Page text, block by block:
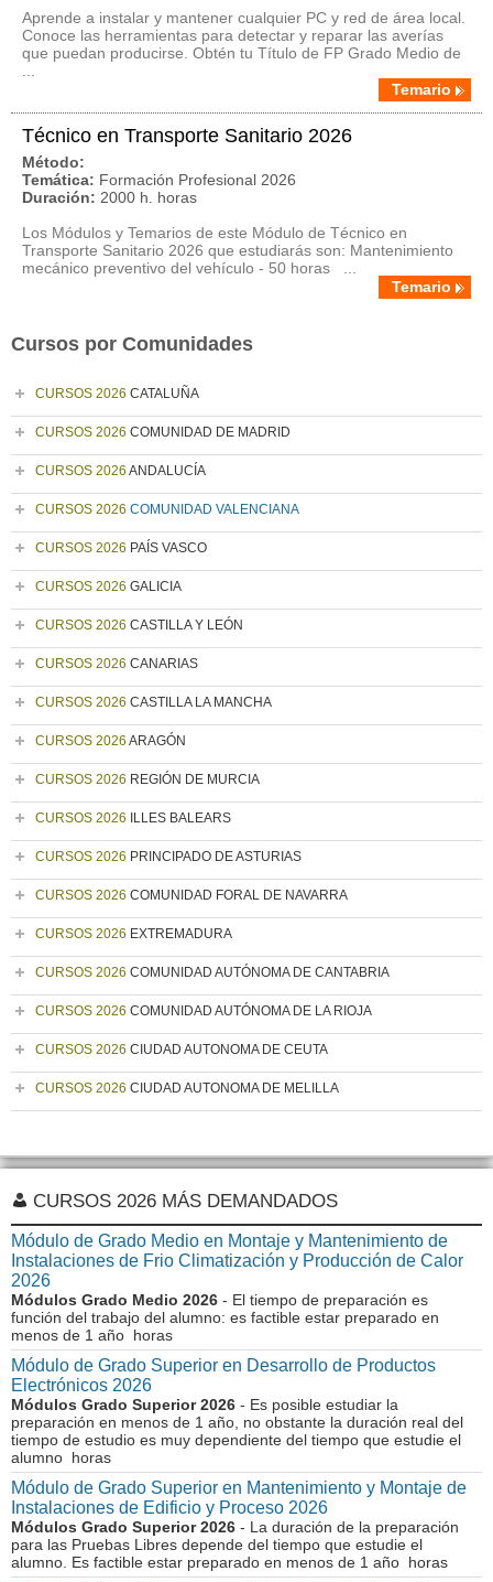
Aprende a instalar y mantener cualquier PC y red de área local.
Conoce las herramientas para detectar y reparar las averías
que puedan producirse. Obtén tu Título de FP Grado Medio de
Temario
Técnico en Transporte Sanitario 2026
Método:
Temática: Formación Profesional 2026
Duración: 2000 h. horas
Los Módulos y Temarios de este Módulo de Técnico en
Transporte Sanitario 2026 que estudiarás son: Mantenimiento
mecánico preventivo del vehículo - 50 horas ...
Temario
Cursos por Comunidades
CURSOS 2026 CATALUÑA
CURSOS 2026 COMUNIDAD DE MADRID
CURSOS 2026 ANDALUCÍA
CURSOS 2026 COMUNIDAD VALENCIANA
CURSOS 2026 PAÍS VASCO
CURSOS 2026 GALICIA
CURSOS 2026 CASTILLA Y LEÓN
CURSOS 2026 CANARIAS
CURSOS 2026 CASTILLA LA MANCHA
CURSOS 2026 ARAGÓN
CURSOS 2026 REGIÓN DE MURCIA
CURSOS 2026 ILLES BALEARS
CURSOS 2026 PRINCIPADO DE ASTURIAS
CURSOS 2026 COMUNIDAD FORAL DE NAVARRA
CURSOS 2026 EXTREMADURA
CURSOS 2026 COMUNIDAD AUTÓNOMA DE CANTABRIA
CURSOS 2026 COMUNIDAD AUTÓNOMA DE LA RIOJA
CURSOS 2026 CIUDAD AUTONOMA DE CEUTA
CURSOS 2026 CIUDAD AUTONOMA DE MELILLA
CURSOS 2026 MÁS DEMANDADOS
Módulo de Grado Medio en Montaje y Mantenimiento de
Instalaciones de Frio Climatización y Producción de Calor
2026
Módulos Grado Medio 2026 - El tiempo de preparación es
función del trabajo del alumno: es factible estar preparado en
menos de 1 año horas
Módulo de Grado Superior en Desarrollo de Productos
Electrónicos 2026
Módulos Grado Superior 2026 - Es posible estudiar la
preparación en menos de 1 año, no obstante la duración real del
tiempo de estudio es muy dependiente del tiempo que estudie el
alumno horas
Módulo de Grado Superior en Mantenimiento y Montaje de
Instalaciones de Edificio y Proceso 2026
Módulos Grado Superior 2026 - La duración de la preparación
para las Pruebas Libres depende del tiempo que estudie el
alumno. Es factible estar preparado en menos de 1 año horas